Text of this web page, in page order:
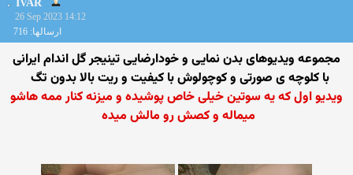
IVAR
26 Sep 2023 14:12
ارسالها: 716
مجموعه ویدیوهای بدن نمایی و خودارضایی تینیجر گل اندام ایرانی
با کلوچه ی صورتی و کوچولوش با کیفیت و ریت بالا بدون تگ
ویدیو اول که یه سوتین خیلی خاص پوشیده و میزنه کنار ممه هاشو
میماله و کصش رو مالش میده